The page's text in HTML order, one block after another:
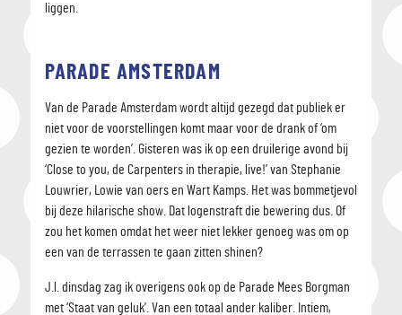
liggen.
PARADE AMSTERDAM
Van de Parade Amsterdam wordt altijd gezegd dat publiek er
niet voor de voorstellingen komt maar voor de drank of ‘om
gezien te worden’. Gisteren was ik op een druilerige avond bij
‘Close to you, de Carpenters in therapie, live!’ van Stephanie
Louwrier, Lowie van oers en Wart Kamps. Het was bommetjevol
bij deze hilarische show. Dat logenstraft die bewering dus. Of
zou het komen omdat het weer niet lekker genoeg was om op
een van de terrassen te gaan zitten shinen?
J.l. dinsdag zag ik overigens ook op de Parade Mees Borgman
met ‘Staat van geluk’. Van een totaal ander kaliber. Intiem,